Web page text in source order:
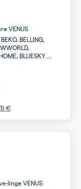
VENUS
BEKO, BELLING,
BLUESKY ...
€
linge VENUS